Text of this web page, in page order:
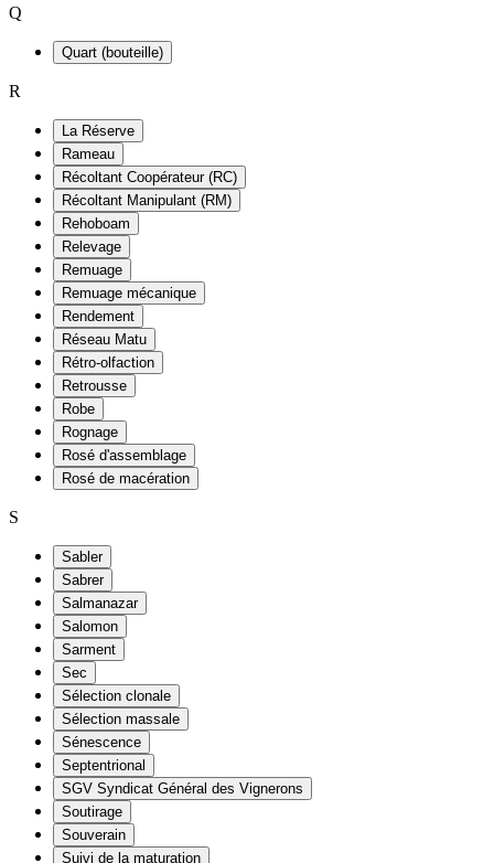
Q
Quart (bouteille)
R
La Réserve
Rameau
Récoltant Coopérateur (RC)
Récoltant Manipulant (RM)
Rehoboam
Relevage
Remuage
Remuage mécanique
Rendement
Réseau Matu
Rétro-olfaction
Retrousse
Robe
Rognage
Rosé d'assemblage
Rosé de macération
S
Sabler
Sabrer
Salmanazar
Salomon
Sarment
Sec
Sélection clonale
Sélection massale
Sénescence
Septentrional
SGV Syndicat Général des Vignerons
Soutirage
Souverain
Suivi de la maturation